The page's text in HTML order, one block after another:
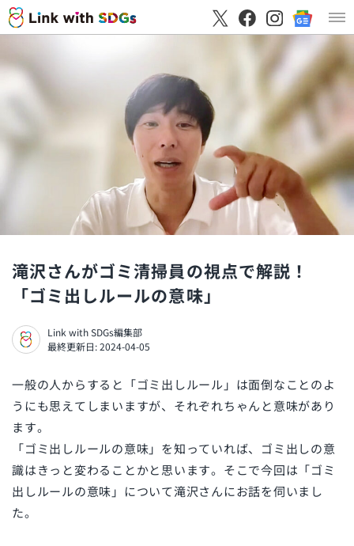
滝沢さんがゴミ清掃員の視点で解説！
「ゴミ出しルールの意味」
Link with SDGs編集部
最終更新日: 2024-04-05
一般の人からすると「ゴミ出しルール」は面倒なことのよ
うにも思えてしまいますが、それぞれちゃんと意味があり
ます。
「ゴミ出しルールの意味」を知っていれば、ゴミ出しの意
識はきっと変わることかと思います。そこで今回は「ゴミ
出しルールの意味」について滝沢さんにお話を伺いまし
た。